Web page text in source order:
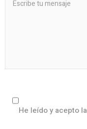
He leído y acepto la